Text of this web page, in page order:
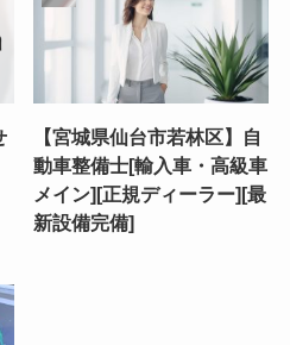
【宮城県仙台市若林区】自
動車整備士[輸入車・高級車
メイン][正規ディーラー][最
新設備完備]